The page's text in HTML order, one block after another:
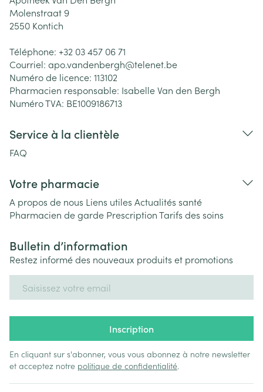
Molenstraat 9
2550 Kontich
Téléphone: +32 03 457 06 71
Courriel: apo.vandenbergh@telenet.be
Numéro de licence: 113102
Pharmacien responsable: Isabelle Van den Bergh
Numéro TVA: BE1009186713
Service à la clientèle
FAQ
Votre pharmacie
A propos de nous Liens utiles Actualités santé
Pharmacien de garde PrescriptionTarifs des soins
Bulletin d’information
Restez informé des nouveaux produits et promotions
Inscription
En cliquant sur s'abonner, vous vous abonnez à notre newsletter
et acceptez notre politique de confidentialité.